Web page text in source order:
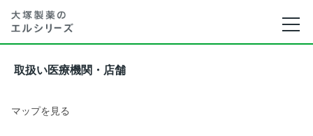
取扱い医療機関・店舗
マップを見る